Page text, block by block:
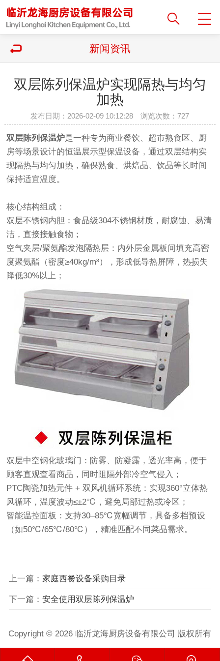
新闻资讯
​双层陈列保温炉实现隔热与均匀
加热
发布日期：2026-02-09 10:12:28 浏览次数：727
双层陈列保温炉是一种专为商业餐饮、超市熟食区、厨
房等场景设计的‌恒温展示型保温设备‌，通过双层结构实
现隔热与均匀加热，确保熟食、烘焙品、饮品等长时间
保持适宜温度。
核心结构组成‌：
‌双层不锈钢内胆‌：食品级304不锈钢材质，耐腐蚀、易清
洁，直接接触食物；
‌空气夹层/聚氨酯发泡隔热层‌：内外层金属板间填充高密
度聚氨酯（密度≥40kg/m³），形成低导热屏障，热损失
降低30%以上；
‌双层中空钢化玻璃门‌：防雾、防凝露，透光率高，便于
顾客直观查看商品，同时阻隔外部冷空气侵入；
‌PTC陶瓷加热元件 + 双风机循环系统‌：实现360°立体热
风循环，温度波动≤±2℃，避免局部过热或冷区；
‌智能温控面板‌：支持30–85℃宽幅调节，具备多档预设
（如50℃/65℃/80℃），精准匹配不同菜品需求。
上一篇： 家庭西餐设备采购目录
下一篇： ‌安全使用双层陈列保温炉
Copyright © 2026 临沂龙海厨房设备有限公司 版权所有